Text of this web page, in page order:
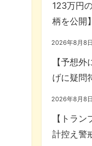
123万円
柄を公開
2026年8月8日
【予想
げに疑問
2026年8月8日
【トラ
計控え警